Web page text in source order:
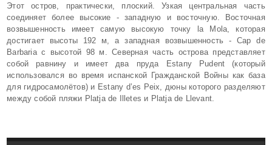
Этот остров, практически, плоский. Узкая центральная часть
соединяет более высокие - западную и восточную. Восточная
возвышенность имеет самую высокую точку la Mola, которая
достигает высоты 192 м, а западная возвышенность - Cap de
Barbaria с высотой 98 м. Северная часть острова представляет
собой равнину и имеет два пруда Estany Pudent (который
использовался во время испанской Гражданской Войны как база
для гидросамолётов) и Estany d’es Peix, дюны которого разделяют
между собой пляжи Platja de Illetes и Platja de Llevant.